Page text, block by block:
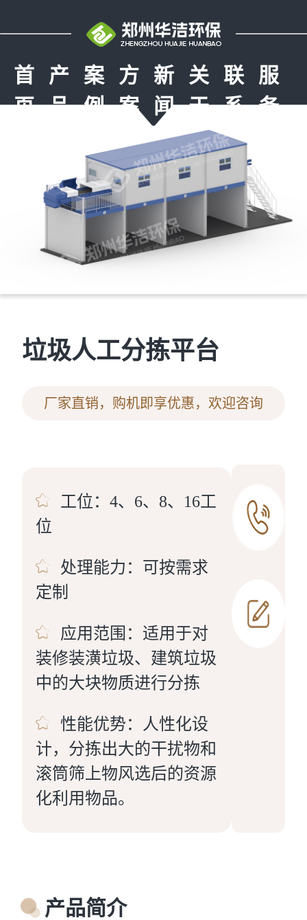
首
页
产
品
案
例
方
案
新
闻
关
于
联
系
服
务
垃圾人工分拣平台
厂家直销，购机即享优惠，欢迎咨询
工位：4、6、8、16工
位
处理能力：可按需求
定制
应用范围：适用于对
装修装潢垃圾、建筑垃圾
中的大块物质进行分拣
性能优势：人性化设
计，分拣出大的干扰物和
滚筒筛上物风选后的资源
化利用物品。
产品简介